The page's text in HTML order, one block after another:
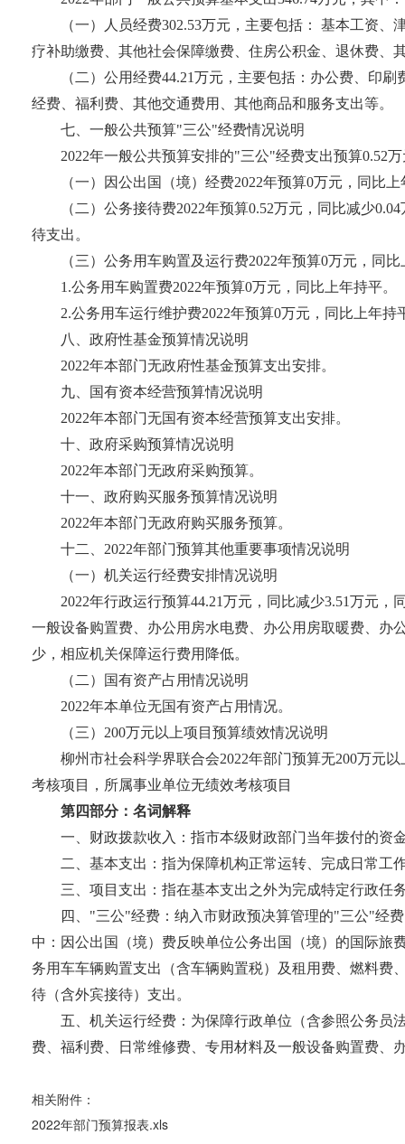
（一）人员经费302.53万元，主要包括： 基本工资
疗补助缴费、其他社会保障缴费、住房公积金、退休费、
（二）公用经费44.21万元，主要包括：办公费、印
经费、福利费、其他交通费用、其他商品和服务支出等。
七、一般公共预算"三公"经费情况说明
2022年一般公共预算安排的"三公"经费支出预算0.52
（一）因公出国（境）经费2022年预算0万元，同比
（二）公务接待费2022年预算0.52万元，同比减少
待支出。
（三）公务用车购置及运行费2022年预算0万元，同
1.公务用车购置费2022年预算0万元，同比上年持平。
2.公务用车运行维护费2022年预算0万元，同比上年持
八、政府性基金预算情况说明
2022年本部门无政府性基金预算支出安排。
九、国有资本经营预算情况说明
2022年本部门无国有资本经营预算支出安排。
十、政府采购预算情况说明
2022年本部门无政府采购预算。
十一、政府购买服务预算情况说明
2022年本部门无政府购买服务预算。
十二、2022年部门预算其他重要事项情况说明
（一）机关运行经费安排情况说明
2022年行政运行预算44.21万元，同比减少3.51万元
一般设备购置费、办公用房水电费、办公用房取暖费、办
少，相应机关保障运行费用降低。
（二）国有资产占用情况说明
2022年本单位无国有资产占用情况。
（三）200万元以上项目预算绩效情况说明
柳州市社会科学界联合会2022年部门预算无200万元
考核项目，所属事业单位无绩效考核项目
第四部分：名词解释
一、财政拨款收入：指市本级财政部门当年拨付的资
二、基本支出：指为保障机构正常运转、完成日常工
三、项目支出：指在基本支出之外为完成特定行政任
四、"三公"经费：纳入市财政预决算管理的"三公"经
中：因公出国（境）费反映单位公务出国（境）的国际
务用车车辆购置支出（含车辆购置税）及租用费、燃料费
待（含外宾接待）支出。
五、机关运行经费：为保障行政单位（含参照公务员
费、福利费、日常维修费、专用材料及一般设备购置费
相关附件：
2022年部门预算报表.xls